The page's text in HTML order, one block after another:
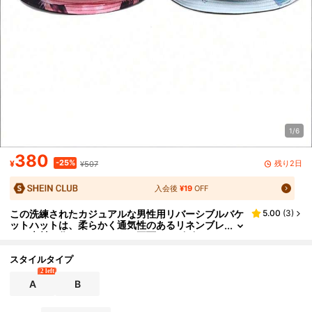
1/6
¥380 -25% ¥507 残り2日
入会後¥19 OFF
この洗練されたカジュアルな男性用リバーシブルバケ
ットハットは、柔らかく通気性のあるリネンブレ
ンド素材で作られています。両面にはビビッドな
す。軽量で速乾性があり、UVカット、防風、通気性
に優れているため、日常のお出かけ、旅行、ビーチキ
ャンプ、ショッピングなどに最適な選択肢です。
5.00 (3)
スタイルタイプ
A
2 left
B